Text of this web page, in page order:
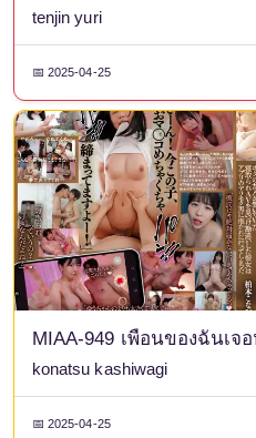
tenjin yuri
📅 2025-04-25
konatsu kashiwagi
📅 2025-04-25